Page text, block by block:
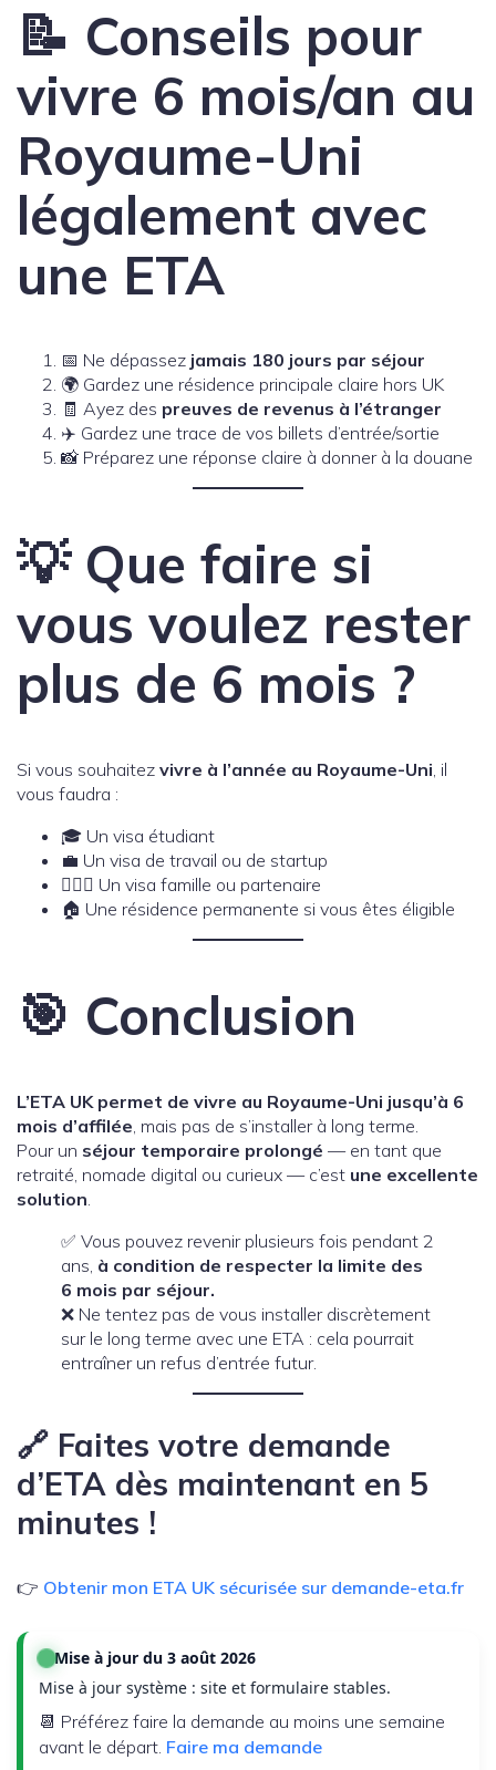
📝 Conseils pour
vivre 6 mois/an au
Royaume-Uni
légalement avec
une ETA
📅 Ne dépassez jamais 180 jours par séjour
🌍 Gardez une résidence principale claire hors UK
🧾 Ayez des preuves de revenus à l’étranger
✈️ Gardez une trace de vos billets d’entrée/sortie
📸 Préparez une réponse claire à donner à la douane
💡 Que faire si
vous voulez rester
plus de 6 mois ?
Si vous souhaitez vivre à l’année au Royaume-Uni, il
vous faudra :
🎓 Un visa étudiant
💼 Un visa de travail ou de startup
👩‍❤️‍👨 Un visa famille ou partenaire
🏠 Une résidence permanente si vous êtes éligible
🎯 Conclusion
L’ETA UK permet de vivre au Royaume-Uni jusqu’à 6
mois d’affilée , mais pas de s’installer à long terme.
Pour un séjour temporaire prolongé — en tant que
retraité, nomade digital ou curieux — c’est une excellente
solution
✅ Vous pouvez revenir plusieurs fois pendant 2
ans, à condition de respecter la limite des
6 mois par séjour.
❌ Ne tentez pas de vous installer discrètement
sur le long terme avec une ETA : cela pourrait
entraîner un refus d’entrée futur.
🔗 Faites votre demande
d’ETA dès maintenant en 5
minutes !
👉 Obtenir mon ETA UK sécurisée sur demande-eta.fr
Mise à jour du 3 août 2026
Mise à jour système : site et formulaire stables.
📆 Préférez faire la demande au moins une semaine
avant le départ. Faire ma demande